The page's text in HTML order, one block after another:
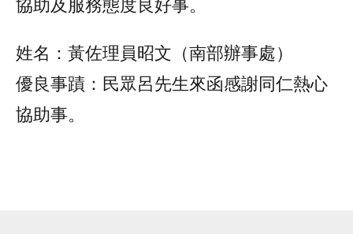
協助及服務態度良好事。
姓名：黃佐理員昭文（南部辦事處）
優良事蹟：民眾呂先生來函感謝同仁熱心
協助事。